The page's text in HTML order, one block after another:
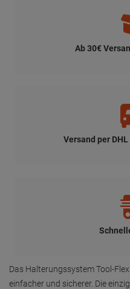
Ab 30€
Versand per
Das Halterungssystem Tool-
einfacher und sicherer. Die